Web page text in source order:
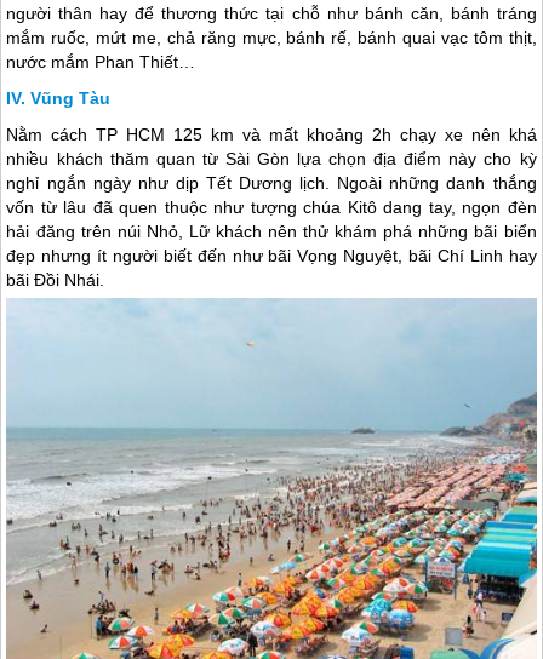
người thân hay để thương thức tại chỗ như bánh căn, bánh tráng
mắm ruốc, mứt me, chả răng mực, bánh rế, bánh quai vạc tôm thịt,
nước mắm Phan Thiết…
Vũng Tàu
Nằm cách TP HCM 125 km và mất khoảng 2h chạy xe nên khá
nhiều khách thăm quan từ Sài Gòn lựa chọn địa điểm này cho kỳ
nghỉ ngắn ngày như dịp Tết Dương lịch. Ngoài những danh thắng
vốn từ lâu đã quen thuộc như tượng chúa Kitô dang tay, ngọn đèn
hải đăng trên núi Nhỏ, Lữ khách nên thử khám phá những bãi biển
đẹp nhưng ít người biết đến như bãi Vọng Nguyệt, bãi Chí Linh hay
bãi Đồi Nhái.